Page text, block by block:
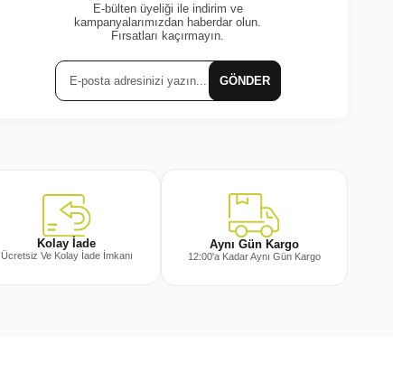
E-bülten üyeliği ile indirim ve
kampanyalarımızdan haberdar olun.
Fırsatları kaçırmayın.
GÖNDER
Kolay İade
Ücretsiz Ve Kolay İade İmkanı
Aynı Gün Kargo
12:00'a Kadar Aynı Gün Kargo